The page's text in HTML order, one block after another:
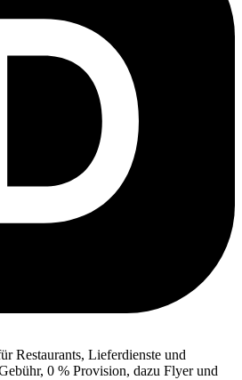
Restaurants, Lieferdienste und
0 % Provision, dazu Flyer und